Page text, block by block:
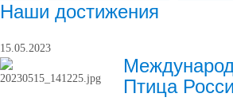
Наши достижения
15.05.2023
Птица